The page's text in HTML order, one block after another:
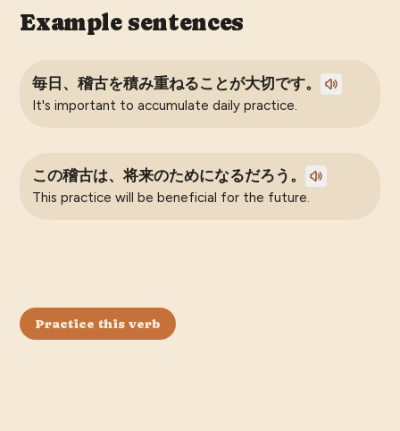
Example sentences
毎日、稽古を積み重ねることが大切です。
It's important to accumulate daily practice.
この稽古は、将来のためになるだろう。
This practice will be beneficial for the future.
Practice this verb